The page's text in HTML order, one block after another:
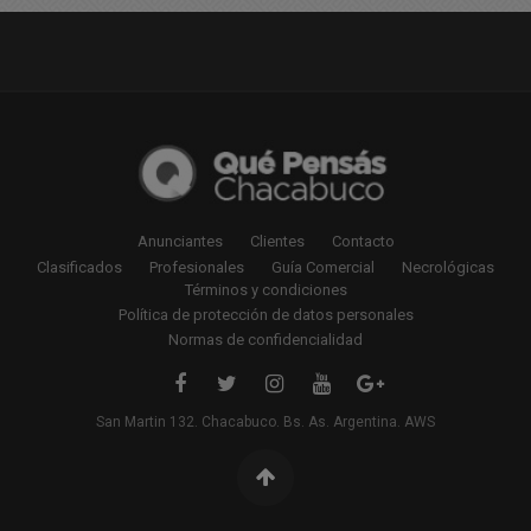
Anunciantes Clientes
Contacto
Clasificados
Profesionales Guía Comercial
Necrológicas
Términos y condiciones
Política de protección de datos personales
Normas de confidencialidad
San Martin 132. Chacabuco. Bs. As. Argentina. AWS